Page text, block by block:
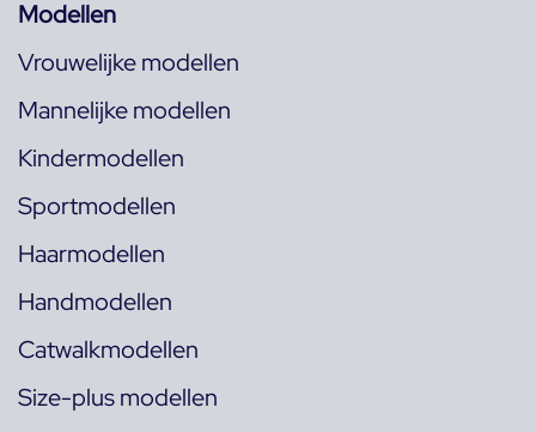
Modellen
Vrouwelijke modellen
Mannelijke modellen
Kindermodellen
Sportmodellen
Haarmodellen
Handmodellen
Catwalkmodellen
Size-plus modellen